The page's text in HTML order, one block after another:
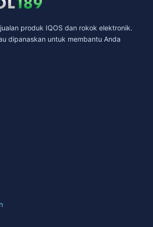
produk IQOS dan rokok elektronik.
dipanaskan untuk membantu Anda